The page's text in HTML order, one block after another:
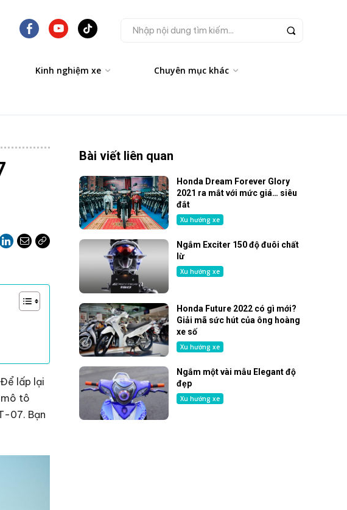
Nhập nội dung tìm kiếm...
Kinh nghiệm xe Chuyên mục khác
lấp lại
tô
07. Bạn
Bài viết liên quan
Honda Dream Forever Glory
2021 ra mắt với mức giá… siêu
đắt
Xu hướng xe
Ngắm Exciter 150 độ đuôi chất
lừ
Xu hướng xe
Honda Future 2022 có gì mới?
Giải mã sức hút của ông hoàng
xe số
Xu hướng xe
Ngắm một vài mẫu Elegant độ
đẹp
Xu hướng xe